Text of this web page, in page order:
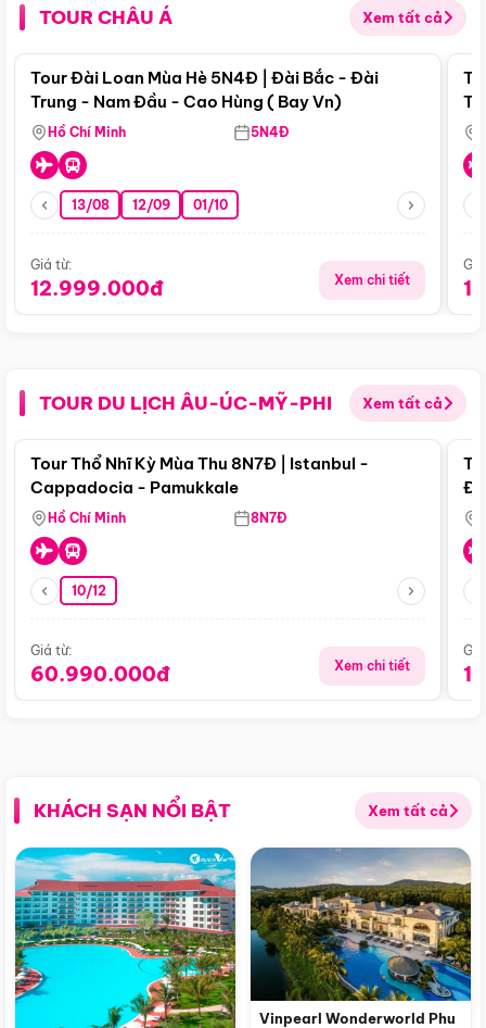
TOUR CHÂU Á Xem tất cả
Điểm nổi bật
Tour Đài Loan Mùa Hè 5N4Đ | Đài Bắc - Đài
Trung - Nam Đầu - Cao Hùng ( Bay Vn)
Hồ Chí Minh 5N4Đ
13/08 12/09 01/10
Giá từ:
12.999.000đ Xem chi tiết
TOUR DU LỊCH ÂU-ÚC-MỸ-PHI Xem tất cả
Điểm nổi bật
Tour Thổ Nhĩ Kỳ Mùa Thu 8N7Đ | Istanbul -
Cappadocia - Pamukkale
Hồ Chí Minh 8N7Đ
10/12
Giá từ:
60.990.000đ Xem chi tiết
KHÁCH SẠN NỔI BẬT Xem tất cả
Vinpearl Wonderworld Phu